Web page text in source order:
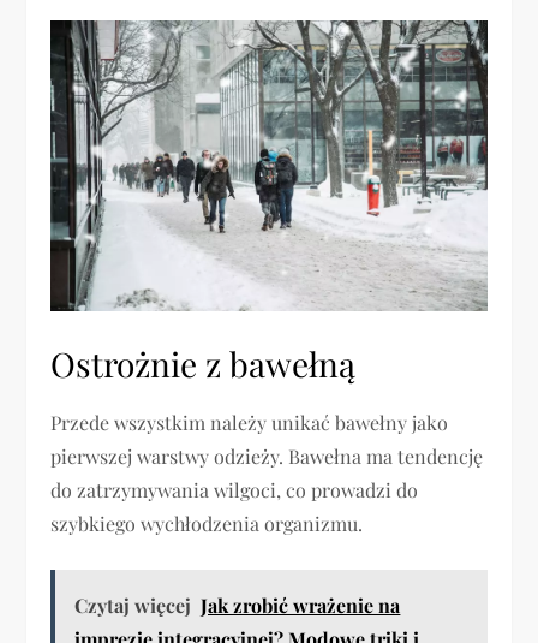
Ostrożnie z bawełną
Przede wszystkim należy unikać bawełny jako
pierwszej warstwy odzieży. Bawełna ma tendencję
do zatrzymywania wilgoci, co prowadzi do
szybkiego wychłodzenia organizmu.
Czytaj więcej Jak zrobić wrażenie na